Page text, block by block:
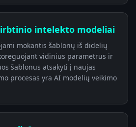
intelekto modeliai
mokantis šablonų iš didelių
vidinius parametrus ir
šablonus atsakyti į naujas
procesas yra AI modelių veikimo